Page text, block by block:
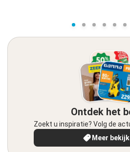
Ontdek het
Zoekt u inspiratie? Volg de
Meer